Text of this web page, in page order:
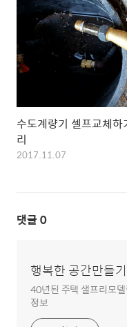
수도계량기 셀프교체
리
2017.11.07
댓글 0
행복한 공간만들기
40년된 주택 샐프리모
정보